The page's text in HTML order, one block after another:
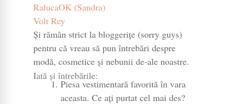
RalucaOK (Sandra)
Volt Rey
Și rămân strict la bloggerițe (sorry guys)
pentru că vreau să pun întrebări despre
modă, cosmetice și nebunii de-ale noastre.
Iată și întrebările:
Piesa vestimentară favorită în vara
aceasta. Ce ați purtat cel mai des?